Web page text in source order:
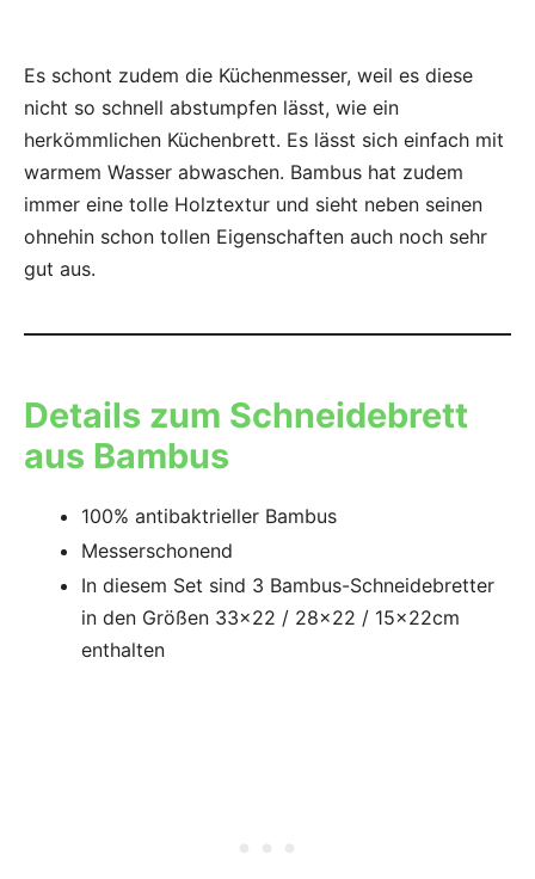
Es schont zudem die Küchenmesser, weil es diese
nicht so schnell abstumpfen lässt, wie ein
herkömmlichen Küchenbrett. Es lässt sich einfach mit
warmem Wasser abwaschen. Bambus hat zudem
immer eine tolle Holztextur und sieht neben seinen
ohnehin schon tollen Eigenschaften auch noch sehr
gut aus.
Details zum Schneidebrett
aus Bambus
100% antibaktrieller Bambus
Messerschonend
In diesem Set sind 3 Bambus-Schneidebretter
in den Größen 33×22 / 28×22 / 15x22cm
enthalten